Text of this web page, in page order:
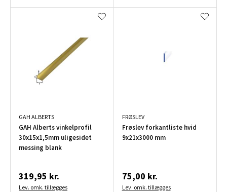
GAH ALBERTS
GAH Alberts vinkelprofil
30x15x1,5mm uligesidet
messing blank
319,95 kr.
Lev. omk. tillægges
FRØSLEV
Frøslev forkantliste hvid
9x21x3000 mm
75,00 kr.
Lev. omk. tillægges